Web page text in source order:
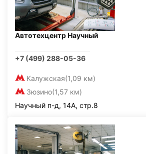
Автотехцентр Научный
+7 (499) 288-05-36
Калужская(1,09 км)
Зюзино(1,57 км)
Научный п-д, 14А, стр.8